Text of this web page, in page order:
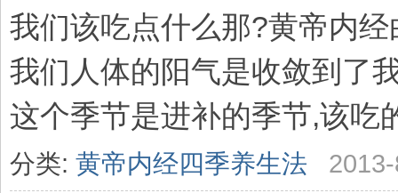
我们该吃点什么那?黄帝内
我们人体的阳气是收敛到了
这个季节是进补的季节,该吃
分类: 黄帝内经四季养生法